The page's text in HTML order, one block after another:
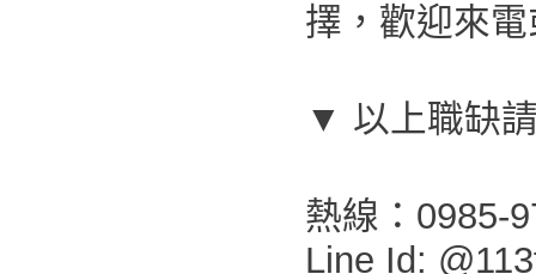
擇，歡迎來
▼ 以上職缺
熱線：0985-
Line Id: